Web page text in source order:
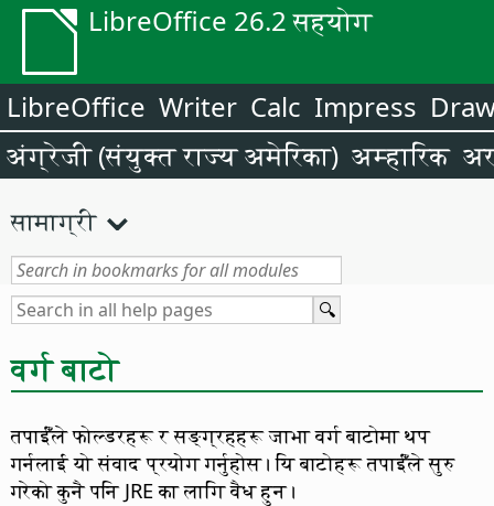
LibreOffice 26.2 सहयोग
LibreOffice Writer Calc Impress
अंग्रेजी (संयुक्त राज्य अमेरिका) अम्हारिक
सामाग्री
वर्ग बाटो
तपाईँंले फोल्डरहरू र सङ्ग्रहहरू जाभा वर्ग बाटोमा थप
गर्नलाई यो संवाद प्रयोग गर्नुहोस। यि बाटोहरू तपाईँंले सुरु
गरेको कुनै पनि JRE का लागि वैध हुन।